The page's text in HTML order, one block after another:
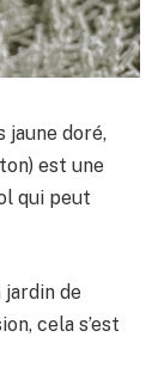
jaune doré,
est une
qui peut
jardin de
cela s’est